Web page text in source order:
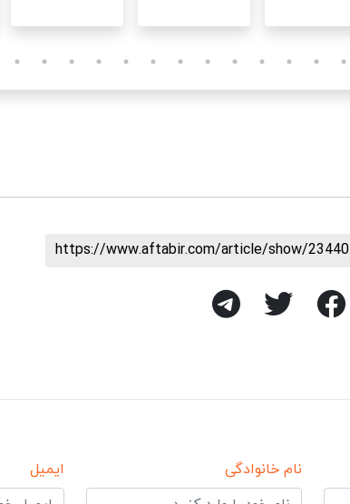
https://www.aftabir.com/article/show/23440
نام خانوادگی ایمیل